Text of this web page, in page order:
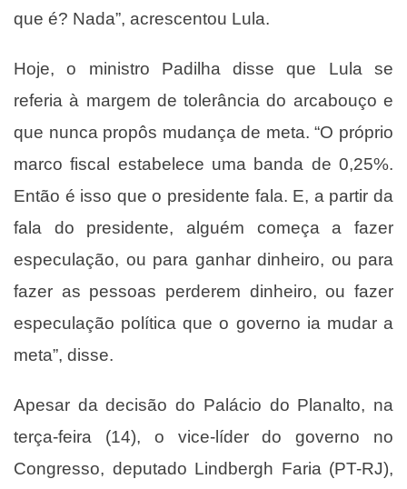
que é? Nada”, acrescentou Lula.
Hoje, o ministro Padilha disse que Lula se
referia à margem de tolerância do arcabouço e
que nunca propôs mudança de meta. “O próprio
marco fiscal estabelece uma banda de 0,25%.
Então é isso que o presidente fala. E, a partir da
fala do presidente, alguém começa a fazer
especulação, ou para ganhar dinheiro, ou para
fazer as pessoas perderem dinheiro, ou fazer
especulação política que o governo ia mudar a
meta”, disse.
Apesar da decisão do Palácio do Planalto, na
terça-feira (14), o vice-líder do governo no
Congresso, deputado Lindbergh Faria (PT-RJ),